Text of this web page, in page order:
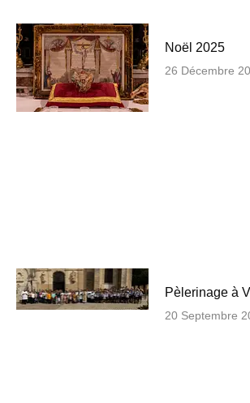
Noël 2025
26 Décembre
Pèlerinage à
20 Septembre